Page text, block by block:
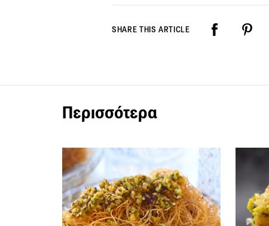
SHARE THIS ARTICLE
Περισσότερα